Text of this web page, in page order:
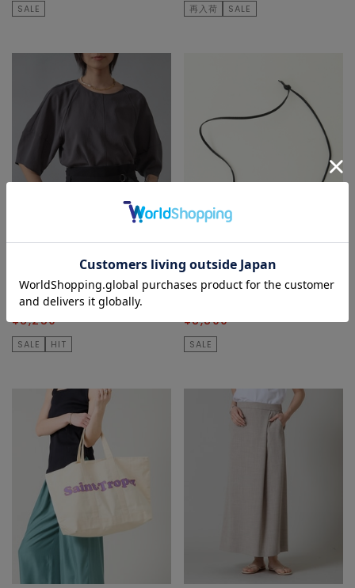
SALE 再入荷 SALE
シャツ/ブラウス
¥16,500 50% OFF
¥8,250
SALE HIT
Liesse
ネックレス
¥8,800
SALE